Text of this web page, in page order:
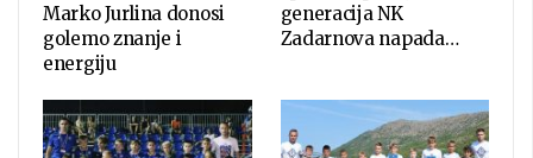
Marko Jurlina donosi
golemo znanje i
energiju
generacija NK
Zadarnova napada…